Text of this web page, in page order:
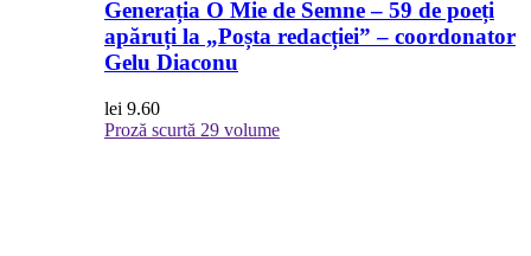
Generația O Mie de Semne – 59 de poeți
apăruți la „Poșta redacției” – coordonator
Gelu Diaconu
lei 9.60
Proză scurtă 29 volume